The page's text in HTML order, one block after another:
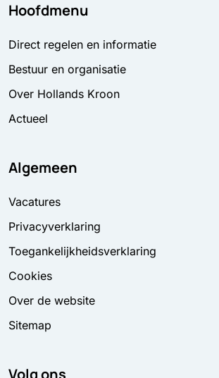
Hoofdmenu
Direct regelen en informatie
Bestuur en organisatie
Over Hollands Kroon
Actueel
Algemeen
Vacatures
Privacyverklaring
Toegankelijkheidsverklaring
Cookies
Over de website
Sitemap